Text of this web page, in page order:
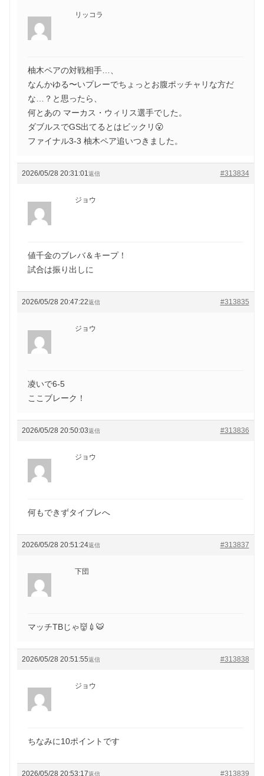
リッコラ
柚木ペアの対戦相手…、
なんかゆる〜いプレーでちょっとお腹ポッチャリな方だ
な…？と思ったら、
何とあの マーカス・ウィリス選手でした。
ダブルスでGS出てるとはビックリ😮
ファイナル3-3 柚木ペア追いつきました。
2026/05/28 20:31:01 #313834
返信
ジョウ
値千金のブレバ＆キープ！
試合は振り出しに
2026/05/28 20:47:22 #313835
返信
ジョウ
凌いで6-5
ここブレーク！
2026/05/28 20:50:03 #313836
返信
ジョウ
何もできずタイブレへ
2026/05/28 20:51:24 #313837
返信
下団
マッチTBじゃ👹💉🐯
2026/05/28 20:51:55 #313838
返信
ジョウ
ちなみに10ポイントです
2026/05/28 20:53:17 #313839
返信